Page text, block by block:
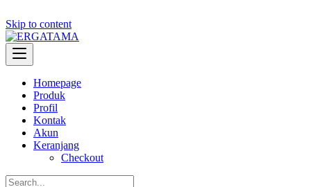
Skip to content
Homepage
Produk
Profil
Kontak
Akun
Keranjang
Checkout